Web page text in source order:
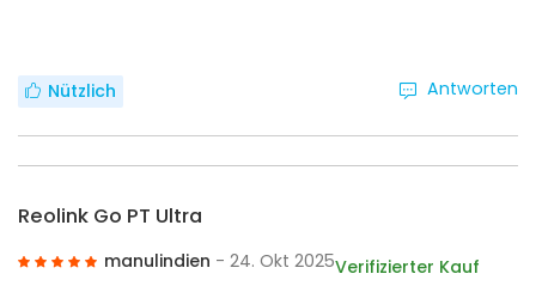
Nützlich Antworten
Reolink Go PT Ultra
manulindien - 24. Okt 2025Verifizierter Kauf